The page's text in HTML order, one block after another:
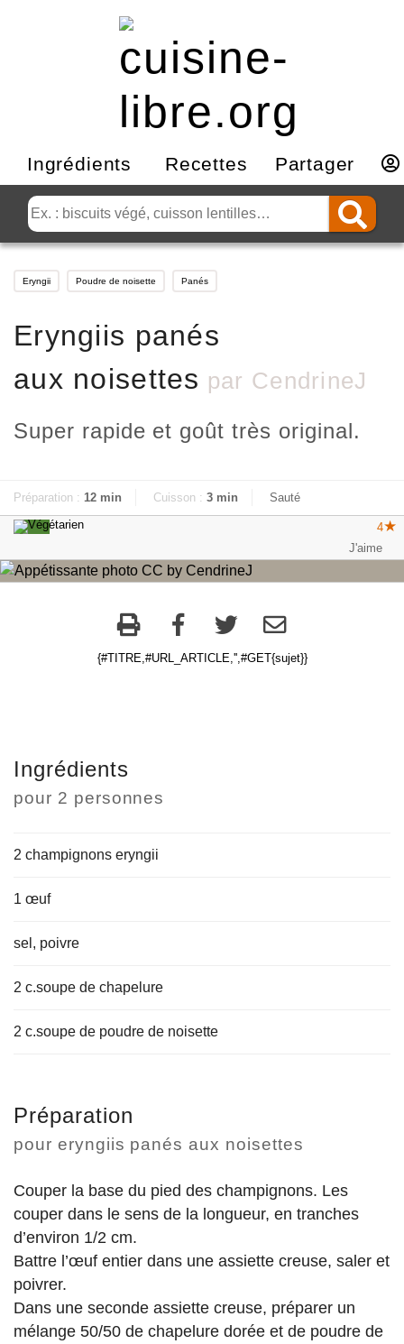
Ingrédients Recettes Partager
Eryngii Poudre de noisette Panés
Eryngiis panés
aux noisettes par CendrineJ
Super rapide et goût très original.
Préparation : 12 min Cuisson : 3 min Sauté
4
{#TITRE,#URL_ARTICLE,'',#GET{sujet}}
Ingrédients
pour 2 personnes
2 champignons eryngii
1 œuf
sel, poivre
2 c.soupe de chapelure
2 c.soupe de poudre de noisette
Préparation
pour eryngiis panés aux noisettes
Couper la base du pied des champignons. Les
couper dans le sens de la longueur, en tranches
d’environ 1/2 cm.
Battre l’œuf entier dans une assiette creuse, saler et
poivrer.
Dans une seconde assiette creuse, préparer un
mélange 50/50 de chapelure dorée et de poudre de